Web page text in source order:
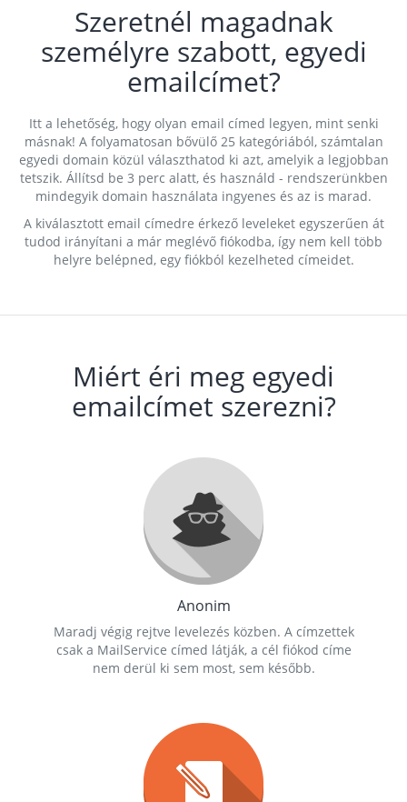
Szeretnél magadnak
személyre szabott, egyedi
emailcímet?
Itt a lehetőség, hogy olyan email címed legyen, mint senki
másnak! A folyamatosan bővülő 25 kategóriából, számtalan
egyedi domain közül választhatod ki azt, amelyik a legjobban
tetszik. Állítsd be 3 perc alatt, és használd - rendszerünkben
mindegyik domain használata ingyenes és az is marad.
A kiválasztott email címedre érkező leveleket egyszerűen át
tudod irányítani a már meglévő fiókodba, így nem kell több
helyre belépned, egy fiókból kezelheted címeidet.
Miért éri meg egyedi
emailcímet szerezni?
Anonim
Maradj végig rejtve levelezés közben. A címzettek
csak a MailService címed látják, a cél fiókod címe
nem derül ki sem most, sem később.